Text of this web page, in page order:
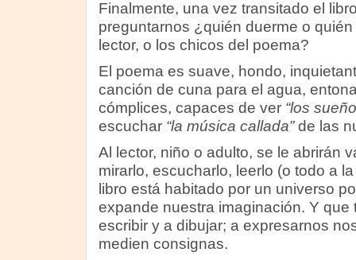
Finalmente, una vez transitado el
preguntarnos ¿quién duerme o
lector, o los chicos del poema?
El poema es suave, hondo,
canción de cuna para el agua,
cómplices, capaces de ver “los
escuchar “la música callada”de las
Al lector, niño o adulto, se le abrirán
mirarlo, escucharlo, leerlo (o todo a
libro está habitado por un universo
expande nuestra imaginación. Y que
escribir y a dibujar; a expresarnos
medien consignas.